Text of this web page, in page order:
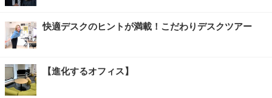
快適デスクのヒントが満載！こだわりデスクツアー
【進化するオフィス】